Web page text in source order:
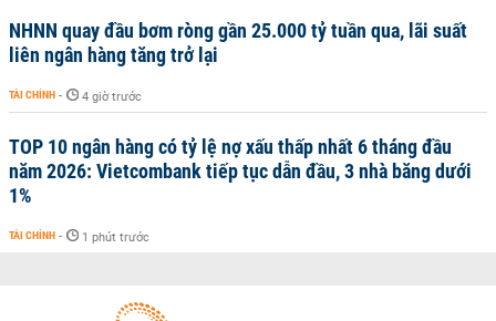
NHNN quay đầu bơm ròng gần 25.000 tỷ tuần qua, lãi suất
liên ngân hàng tăng trở lại
TÀI CHÍNH - 4 giờ trước
TOP 10 ngân hàng có tỷ lệ nợ xấu thấp nhất 6 tháng đầu
năm 2026: Vietcombank tiếp tục dẫn đầu, 3 nhà băng dưới
1%
TÀI CHÍNH - 1 phút trước